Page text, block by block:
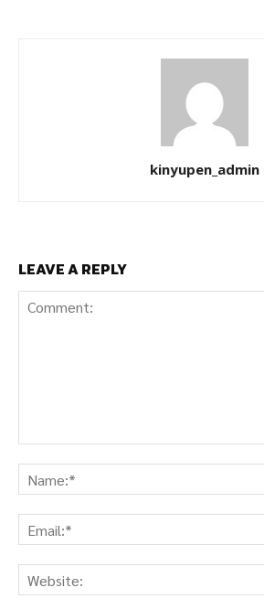
kinyupen_admin
LEAVE A REPLY